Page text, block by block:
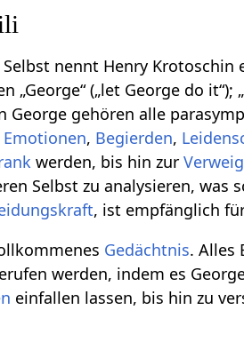
nennt Henry
„George“ („let George do
George gehören alle
Emotionen, Begierden,
werden, bis hin zur
Selbst zu analysieren,
, ist empfänglich
Gedächtnis. Alles
werden, indem es
einfallen lassen, bis hin zu